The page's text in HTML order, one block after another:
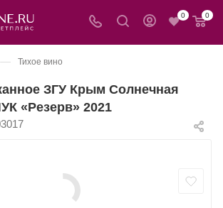
0 0
— Тихое вино
ЗГУ Крым Солнечная
«Резерв» 2021